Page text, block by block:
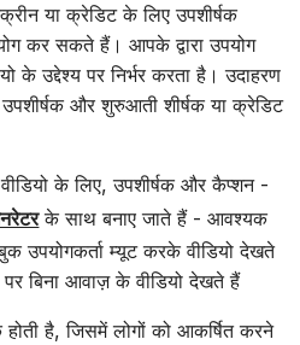
या क्रेडिट के लिए उपशीर्षक
कर सकते हैं। आपके द्वारा उपयोग
के उद्देश्य पर निर्भर करता है। उदाहरण
और शुरुआती शीर्षक या क्रेडिट
के लिए, उपशीर्षक और कैप्शन -
के साथ बनाए जाते हैं - आवश्यक
उपयोगकर्ता म्यूट करके वीडियो देखते
बिना आवाज़ के वीडियो देखते हैं
है, जिसमें लोगों को आकर्षित करने